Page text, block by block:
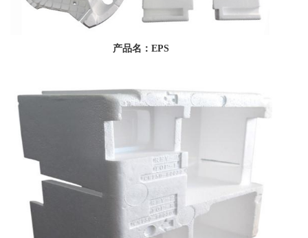
产品名：EPS